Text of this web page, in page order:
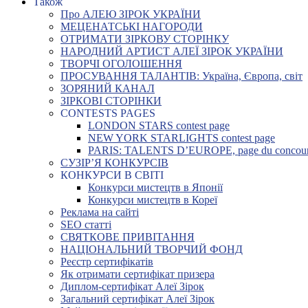
Про АЛЕЮ ЗІРОК УКРАЇНИ
МЕЦЕНАТСЬКІ НАГОРОДИ
ОТРИМАТИ ЗІРКОВУ СТОРІНКУ
НАРОДНИЙ АРТИСТ АЛЕЇ ЗІРОК УКРАЇНИ
ТВОРЧІ ОГОЛОШЕННЯ
ПРОСУВАННЯ ТАЛАНТІВ: Україна, Європа, світ
ЗОРЯНИЙ КАНАЛ
ЗІРКОВІ СТОРІНКИ
CONTESTS PAGES
LONDON STARS contest page
NEW YORK STARLIGHTS contest page
PARIS: TALENTS D’EUROPE, page du
СУЗІР’Я КОНКУРСІВ
КОНКУРСИ В СВІТІ
Конкурси мистецтв в Японії
Конкурси мистецтв в Кореї
Реклама на сайті
SEO статті
СВЯТКОВЕ ПРИВІТАННЯ
НАЦІОНАЛЬНИЙ ТВОРЧИЙ ФОНД
Реєстр сертифікатів
Як отримати сертифікат призера
Диплом-сертифікат Алеї Зірок
Загальний сертифікат Алеї Зірок